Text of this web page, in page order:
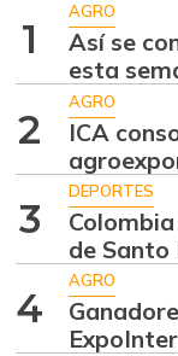
07/25/2026
07/25/2026
01/17/2015
Ají
07/25/2026
Alas de
1
AGRO
Así se
esta
2
AGRO
ICA
3
DEPORTES
de Santo
4
AGRO